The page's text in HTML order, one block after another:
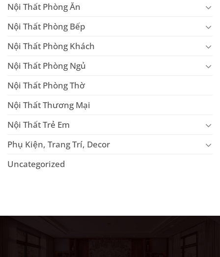
Nội Thất Phòng Ăn
Nội Thất Phòng Bếp
Nội Thất Phòng Khách
Nội Thất Phòng Ngủ
Nội Thất Phòng Thờ
Nội Thất Thương Mại
Nội Thất Trẻ Em
Phụ Kiện, Trang Trí, Decor
Uncategorized